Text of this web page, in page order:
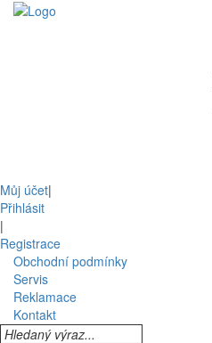
Můj účet|
Přihlásit
|
Registrace
Obchodní podmínky
Servis
Reklamace
Kontakt